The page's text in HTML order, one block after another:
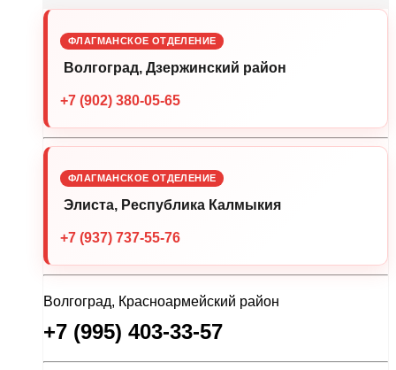
ФЛАГМАНСКОЕ ОТДЕЛЕНИЕ
Волгоград, Дзержинский район
+7 (902) 380-05-65
ФЛАГМАНСКОЕ ОТДЕЛЕНИЕ
Элиста, Республика Калмыкия
+7 (937) 737-55-76
Волгоград, Красноармейский район
+7 (995) 403-33-57